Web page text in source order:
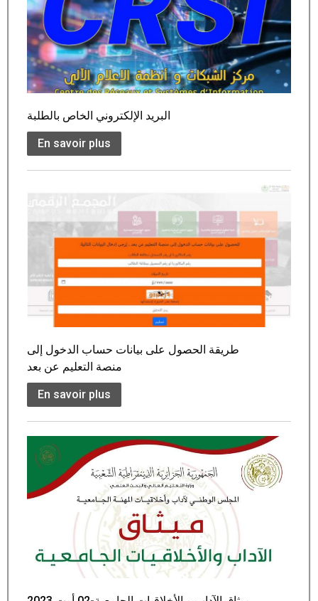
البريد الإلكتروني الخاص بالطلبة
En savoir plus
طريقة الحصول على بيانات حساب الدخول إلى
منصة التعليم عن بعد
En savoir plus